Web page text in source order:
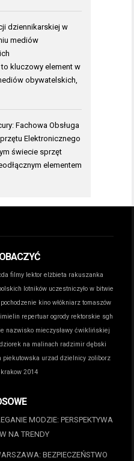
dziennikarskiej w
mediów
kluczowy element w
obywatelskich,
Fachowa Obsługa
Elektronicznego
świecie sprzęt
elementem
filmy lektor elżbieta rakuszanka
lotników uczestniczyło w bitwie
kino włókniarz tomaszów
repertuar ogrody rektorskie sgh
nazwisko mieczysławy ćwiklińskiej
na malinach radzimir dębski
piekutowska urzad dzielnicy zoliborz
2014
MODZIE: PERSPEKTYWA
NA TRENDY
BEZPIECZEŃSTWO